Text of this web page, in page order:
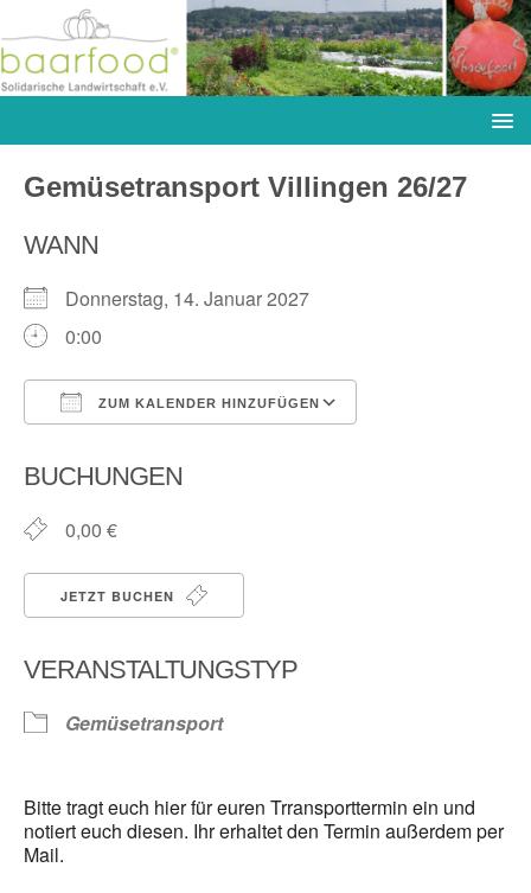
Gemüsetransport Villingen 26/27
WANN
Donnerstag, 14. Januar 2027
0:00
ZUM KALENDER HINZUFÜGEN
BUCHUNGEN
0,00 €
JETZT BUCHEN
VERANSTALTUNGSTYP
Gemüsetransport
Bitte tragt euch hier für euren Trransporttermin ein und
notiert euch diesen. Ihr erhaltet den Termin außerdem per
Mail.